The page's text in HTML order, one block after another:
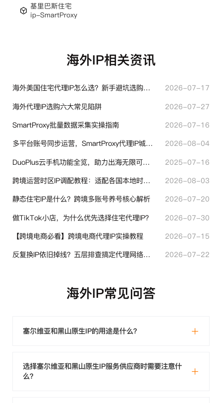
基里巴斯住宅
ip-SmartProxy
海外IP相关资讯
海外美国住宅代理IP怎么选？新手避坑选购指南
2026-07-17
海外代理IP选购六大常见陷阱
2026-07-27
SmartProxy批量数据采集实操指南
2026-07-16
多平台账号同步运营，SmartProxy代理IP城市定位功能有哪些实用价值
2026-08-04
DuoPlus云手机功能全览，助力出海无限可能！
2025-07-16
跨境运营时区IP调配教程：适配各国本地时区设置方法
2026-08-03
静态住宅IP是什么？跨境多账号养号核心解析
2026-07-20
做TikTok小店，为什么优先选择住宅代理IP？
2026-07-30
【跨境电商必看】跨境电商代理IP实操教程
2026-07-15
反复换IP依旧掉线？五层排查搞定代理网络异常
2026-07-22
海外IP常见问答
塞尔维亚和黑山原生IP的用途是什么？
选择塞尔维亚和黑山原生IP服务供应商时需要注意什
么？